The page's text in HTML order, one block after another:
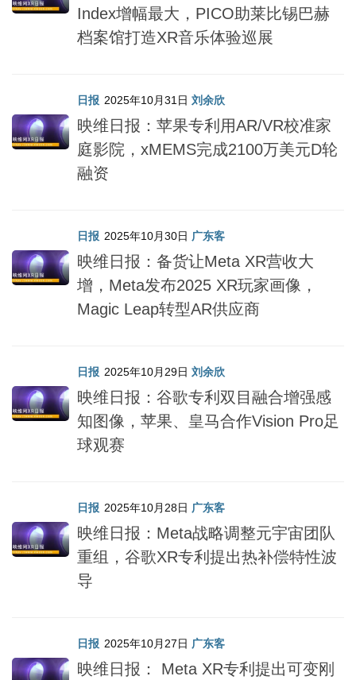
Index增幅最大，PICO助莱比锡巴赫
档案馆打造XR音乐体验巡展
日报 2025年10月31日 刘余欣
映维日报：苹果专利用AR/VR校准家
庭影院，xMEMS完成2100万美元D轮
融资
日报 2025年10月30日 广东客
映维日报：备货让Meta XR营收大
增，Meta发布2025 XR玩家画像，
Magic Leap转型AR供应商
日报 2025年10月29日 刘余欣
映维日报：谷歌专利双目融合增强感
知图像，苹果、皇马合作Vision Pro足
球观赛
日报 2025年10月28日 广东客
映维日报：Meta战略调整元宇宙团队
重组，谷歌XR专利提出热补偿特性波
导
日报 2025年10月27日 广东客
映维日报： Meta XR专利提出可变刚